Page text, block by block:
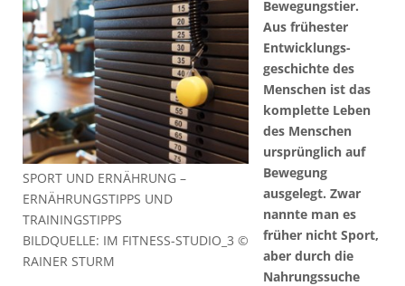
SPORT UND ERNÄHRUNG –
ERNÄHRUNGSTIPPS UND
TRAININGSTIPPS
BILDQUELLE: IM FITNESS-STUDIO_3 ©
RAINER STURM
Bewegungstier.
Aus frühester
Entwicklungs-
geschichte des
Menschen ist das
komplette Leben
des Menschen
ursprünglich auf
Bewegung
ausgelegt. Zwar
nannte man es
früher nicht Sport,
aber durch die
Nahrungssuche